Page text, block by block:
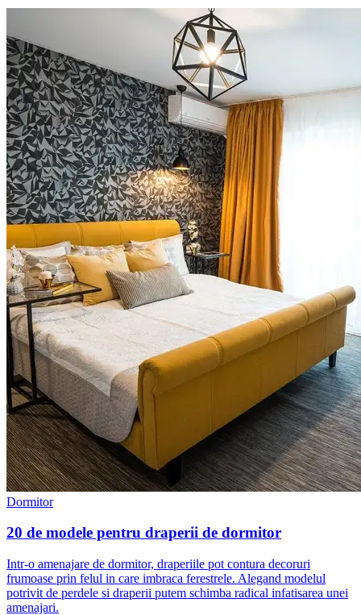
Dormitor
20 de modele pentru draperii de dormitor
Intr-o amenajare de dormitor, draperiile pot contura decoruri
frumoase prin felul in care imbraca ferestrele. Alegand modelul
potrivit de perdele si draperii putem schimba radical infatisarea unei
amenajari.